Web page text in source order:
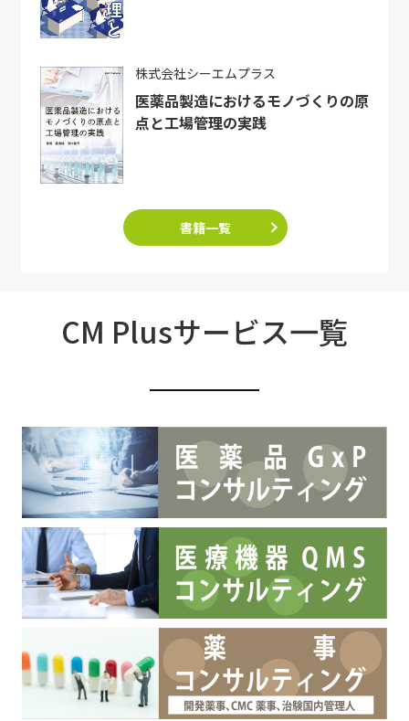
株式会社シーエムプラス
医薬品製造におけるモノづくりの原
点と工場管理の実践
書籍一覧
CM Plusサービス一覧